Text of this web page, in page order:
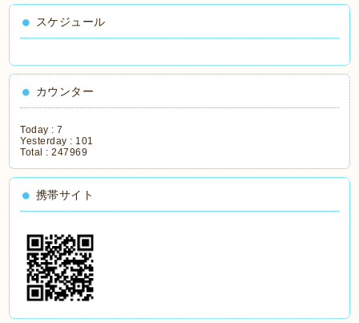
スケジュール
カウンター
Today :7
Yesterday : 101
Total :247969
携帯サイト